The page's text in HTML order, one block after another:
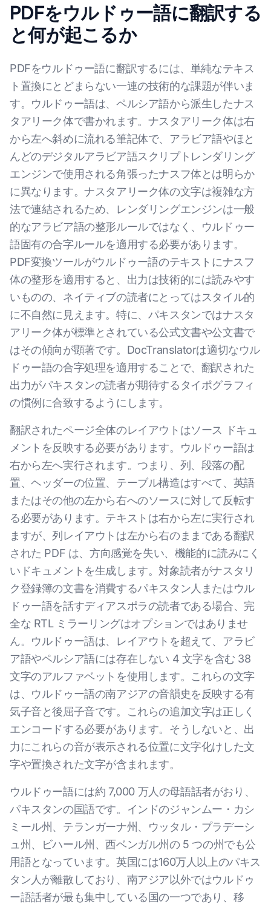
PDFをウルドゥー語に翻訳する
と何が起こるか
PDFをウルドゥー語に翻訳するには、単純なテキス
ト置換にとどまらない一連の技術的な課題が伴いま
す。ウルドゥー語は、ペルシア語から派生したナス
タアリーク体で書かれます。ナスタアリーク体は右
から左へ斜めに流れる筆記体で、アラビア語やほと
んどのデジタルアラビア語スクリプトレンダリング
エンジンで使用される角張ったナスフ体とは明らか
に異なります。ナスタアリーク体の文字は複雑な方
法で連結されるため、レンダリングエンジンは一般
的なアラビア語の整形ルールではなく、ウルドゥー
語固有の合字ルールを適用する必要があります。
PDF変換ツールがウルドゥー語のテキストにナスフ
体の整形を適用すると、出力は技術的には読みやす
いものの、ネイティブの読者にとってはスタイル的
に不自然に見えます。特に、パキスタンではナスタ
アリーク体が標準とされている公式文書や公文書で
はその傾向が顕著です。DocTranslatorは適切なウル
ドゥー語の合字処理を適用することで、翻訳された
出力がパキスタンの読者が期待するタイポグラフィ
の慣例に合致するようにします。
翻訳されたページ全体のレイアウトはソース ドキュ
メントを反映する必要があります。ウルドゥー語は
右から左へ実行されます。つまり、列、段落の配
置、ヘッダーの位置、テーブル構造はすべて、英語
またはその他の左から右へのソースに対して反転す
る必要があります。テキストは右から左に実行され
ますが、列レイアウトは左から右のままである翻訳
された PDF は、方向感覚を失い、機能的に読みにく
いドキュメントを生成します。対象読者がナスタリ
ク登録簿の文書を消費するパキスタン人またはウル
ドゥー語を話すディアスポラの読者である場合、完
全な RTL ミラーリングはオプションではありませ
ん。ウルドゥー語は、レイアウトを超えて、アラビ
ア語やペルシア語には存在しない 4 文字を含む 38
文字のアルファベットを使用します。これらの文字
は、ウルドゥー語の南アジアの音韻史を反映する有
気子音と後屈子音です。これらの追加文字は正しく
エンコードする必要があります。そうしないと、出
力にこれらの音が表示される位置に文字化けした文
字や置換された文字が含まれます。
ウルドゥー語には約 7,000 万人の母語話者がおり、
パキスタンの国語です。インドのジャンムー・カシ
ミール州、テランガーナ州、ウッタル・プラデーシ
ュ州、ビハール州、西ベンガル州の 5 つの州でも公
用語となっています。英国には160万人以上のパキス
タン人が離散しており、南アジア以外ではウルドゥ
ー語話者が最も集中している国の一つであり、移